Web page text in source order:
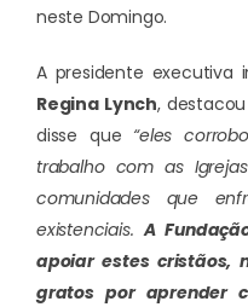
neste Domingo.
A presidente executiva
Regina Lynch,
disse que “eles
trabalho com as
comunidades que
existenciais.A
apoiar estes cristãos,
gratos por aprender